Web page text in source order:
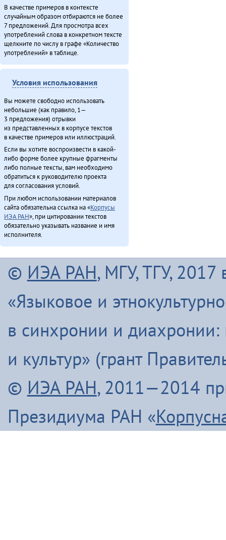
В качестве примеров в контексте
случайным образом отбираются не более
7 предложений. Для просмотра всех
употреблений слова в конкретном тексте
щелкните по числу в графе «Количество
употреблений» в таблице.
Условия использования
Вы можете свободно использовать
небольшие (как правило, 1—
3 предложения) отрывки
из представленных в корпусе текстов
в качестве примеров или иллюстраций.
Если вы хотите воспроизвести в какой-
либо форме более крупные фрагменты
либо полные тексты, вам необходимо
обратиться к руководителю проекта
для согласования условий.
При любом использовании материалов
сайта обязательна ссылка на «Корпусы
ИЭА РАН», при цитировании текстов
обязательно указывать название и имя
исполнителя.
© ИЭА РАН, МГУ, ТГУ, 2017
«Языковое и
в синхронии и диахронии:
и культур» (грант
© ИЭА РАН, 2011—2014
Президиума РАН «